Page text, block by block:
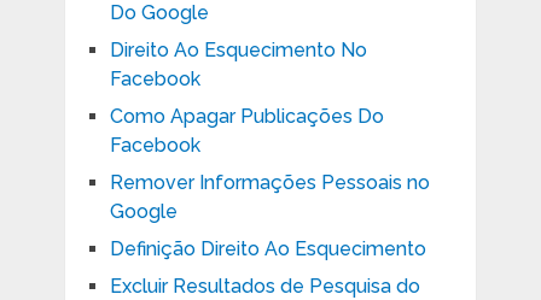
Do Google
Direito Ao Esquecimento No
Facebook
Como Apagar Publicações Do
Facebook
Remover Informações Pessoais no
Google
Definição Direito Ao Esquecimento
Excluir Resultados de Pesquisa do